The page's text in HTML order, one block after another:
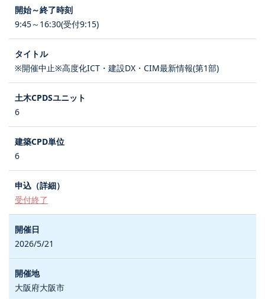
9:45～16:30(受付9:15)
※開催中止※高度化ICT・建設DX・CIM最新情報(第1部)
6
6
受付終了
2026/5/21
大阪府大阪市